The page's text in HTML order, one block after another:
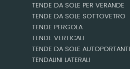
TENDE DA SOLE PER VERANDE
TENDE DA SOLE SOTTOVETRO
TENDE PERGOLA
TENDE VERTICALI
TENDE DA SOLE AUTOPORTANTI
TENDALINI LATERALI